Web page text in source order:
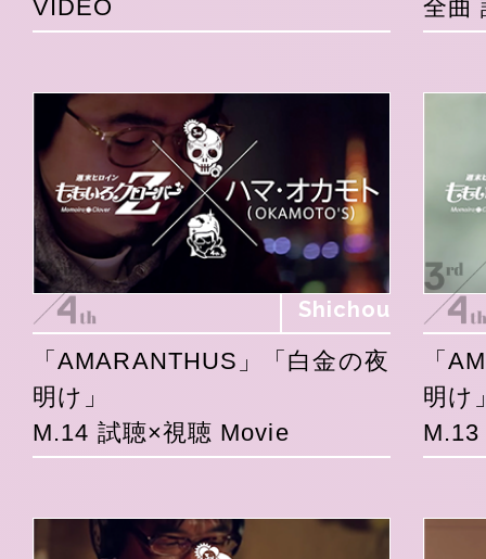
VIDEO
全曲
Shichou
「AMARANTHUS」「白金の夜
明け」
M.14 試聴×視聴 Movie
「
明け